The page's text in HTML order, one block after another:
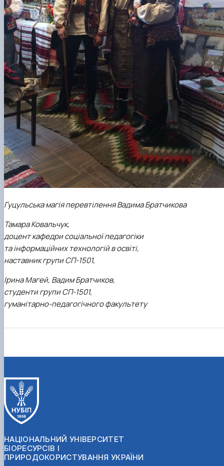
Гуцульська магія перевтілення Вадима Братчикова
Тамара Ковальчук,
доцент кафедри соціальної педагогіки
та інформаційних технологій в освіті,
наставник групи СП-1501,
Ірина Магей, Вадим Братчиков,
студенти групи СП-1501,
гуманітарно-педагогічного факультету
НАЦІОНАЛЬНИЙ УНІВЕРСИТЕТ
БІОРЕСУРСІВ І
ПРИРОДОКОРИСТУВАННЯ УКРАЇНИ